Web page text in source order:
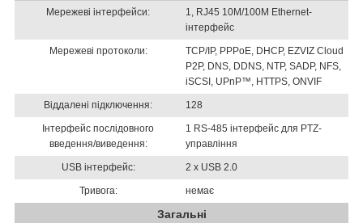
Мережеві інтерфейси:
1, RJ45 10M/100M Ethernet-
інтерфейс
Мережеві протоколи:
TCP/IP, PPPoE, DHCP, EZVIZ Cloud
P2P, DNS, DDNS, NTP, SADP, NFS,
iSCSI, UPnP™, HTTPS, ONVIF
Віддалені підключення: 128
Інтерфейс послідовного
введення/виведення:
1 RS-485 інтерфейс для PTZ-
управління
USB інтерфейс: 2 х USB 2.0
Тривога: немає
Загальні